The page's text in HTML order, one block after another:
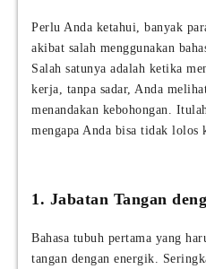
Perlu Anda ketahui, banyak
akibat salah menggunakan
Salah satunya adalah ketika
kerja, tanpa sadar, Anda
menandakan kebohongan.
mengapa Anda bisa tidak lolos
1. Jabatan Tangan
Bahasa tubuh pertama yang
tangan dengan energik.